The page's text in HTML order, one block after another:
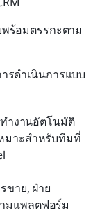
ร้อมตรรกะตาม
รดำเนินการแบบ
ำงานอัตโนมัติ
มาะสำหรับทีมที่
ขาย, ฝ่าย
มแพลตฟอร์ม